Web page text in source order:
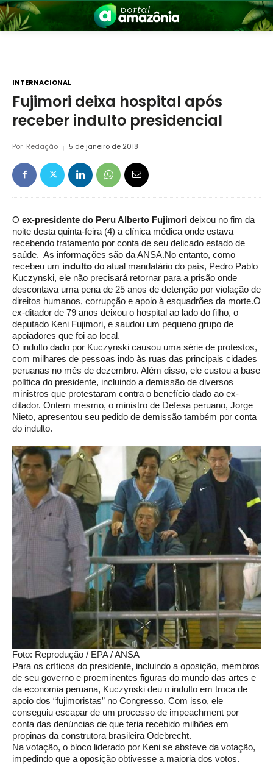
Amazônia
INTERNACIONAL
Fujimori deixa hospital após
receber indulto presidencial
Por Redação 5 de janeiro de 2018
O ex-presidente do Peru Alberto Fujimori deixou no fim da
noite desta quinta-feira (4) a clínica médica onde estava
recebendo tratamento por conta de seu delicado estado de
saúde. As informações são da ANSA.No entanto, como
recebeu um indulto do atual mandatário do país, Pedro Pablo
Kuczynski, ele não precisará retornar para a prisão onde
descontava uma pena de 25 anos de detenção por violação de
direitos humanos, corrupção e apoio à esquadrões da morte.O
ex-ditador de 79 anos deixou o hospital ao lado do filho, o
deputado Keni Fujimori, e saudou um pequeno grupo de
apoiadores que foi ao local.
O indulto dado por Kuczynski causou uma série de protestos,
com milhares de pessoas indo às ruas das principais cidades
peruanas no mês de dezembro. Além disso, ele custou a base
política do presidente, incluindo a demissão de diversos
ministros que protestaram contra o benefício dado ao ex-
ditador. Ontem mesmo, o ministro de Defesa peruano, Jorge
Nieto, apresentou seu pedido de demissão também por conta
do indulto.
Foto: Reprodução / EPA / ANSA
Para os críticos do presidente, incluindo a oposição, membros
de seu governo e proeminentes figuras do mundo das artes e
da economia peruana, Kuczynski deu o indulto em troca de
apoio dos “fujimoristas” no Congresso. Com isso, ele
conseguiu escapar de um processo de impeachment por
conta das denúncias de que teria recebido milhões em
propinas da construtora brasileira Odebrecht.
Na votação, o bloco liderado por Keni se absteve da votação,
impedindo que a oposição obtivesse a maioria dos votos.